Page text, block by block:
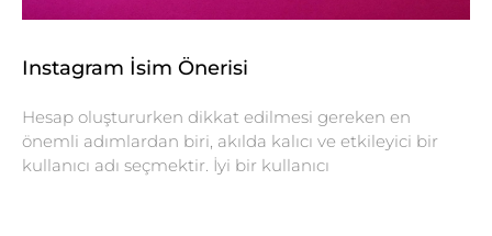
Instagram İsim Önerisi
Hesap oluştururken dikkat edilmesi gereken en
önemli adımlardan biri, akılda kalıcı ve etkileyici bir
kullanıcı adı seçmektir. İyi bir kullanıcı